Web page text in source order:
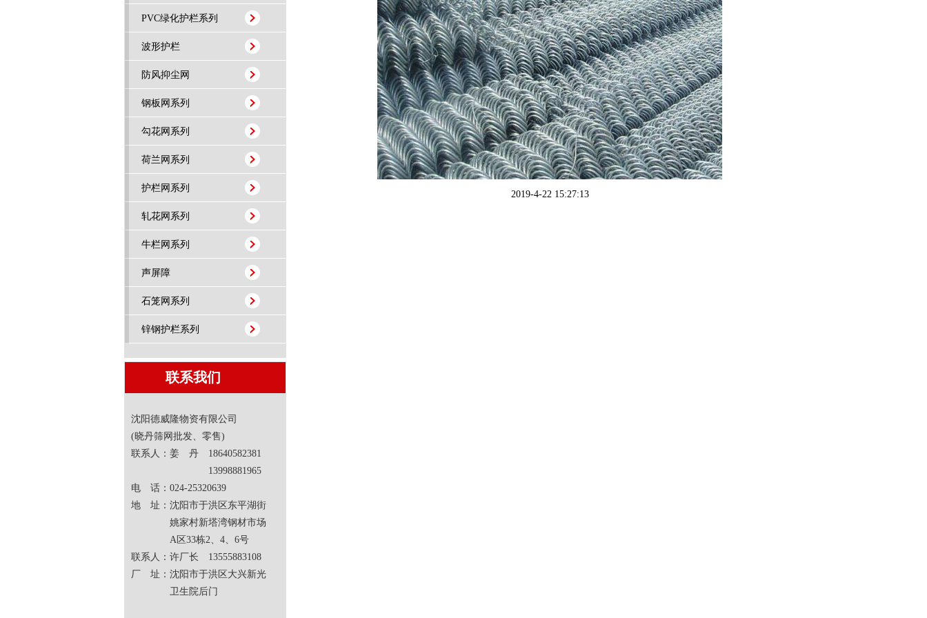
PVC绿化护栏系列
波形护栏
防风抑尘网
钢板网系列
勾花网系列
荷兰网系列
护栏网系列
轧花网系列
牛栏网系列
声屏障
石笼网系列
锌钢护栏系列
联系我们
沈阳德威隆物资有限公司
(晓丹筛网批发、零售)
联系人：姜 丹 18640582381
13998881965
电 话：024-25320639
地 址：沈阳市于洪区东平湖街
姚家村新塔湾钢材市场
A区33栋2、4、6号
联系人：许厂长 13555883108
厂 址：沈阳市于洪区大兴新光
卫生院后门
2019-4-22 15:27:13